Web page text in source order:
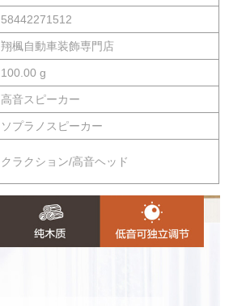
58442271512
翔楓自動車装飾専門店
100.00 g
高音スピーカー
ソプラノスピーカー
クラクション/高音ヘッド